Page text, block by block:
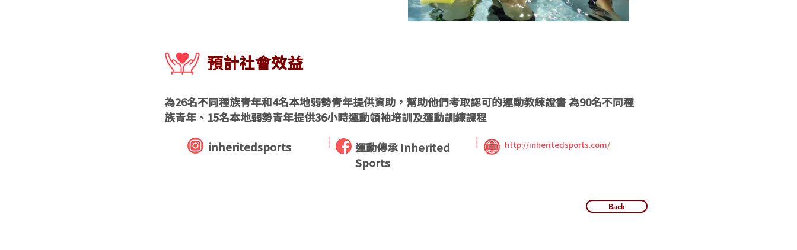
​預計社會效益
為26名不同種族青年和4名本地弱勢青年提供資助，幫助他們考取認可的運動教練證書 為90名不同種
族青年、15名本地弱勢青年提供36小時運動領袖培訓及運動訓練課程
inheritedsports
運動傳承 Inherited
Sports
http://inheritedsports.com/
Back